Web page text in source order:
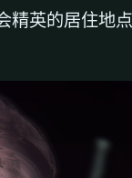
英的居住地